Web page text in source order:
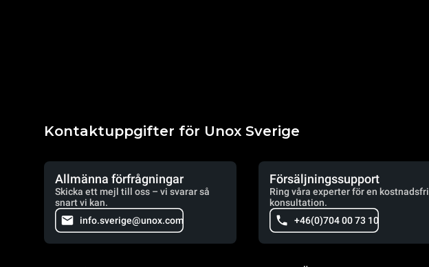
Kontaktuppgifter för Unox Sverige
Allmänna förfrågningar
Skicka ett mejl till oss – vi svarar så
snart vi kan.
info.sverige@unox.com
Försäljningssupport
Ring våra experter för en kostnadsfri
konsultation.
+46(0)704 00 73 10